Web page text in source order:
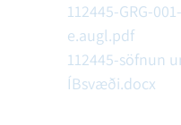
112445-GRG-
e.augl.pdf
112445-söfnun
ÍBsvæði.docx